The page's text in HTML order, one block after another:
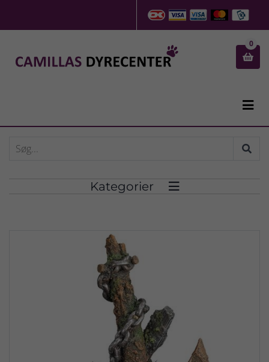

0

Kategorier 